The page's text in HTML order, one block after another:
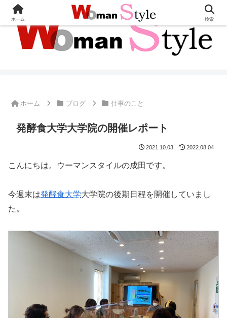
ホーム ブログ 仕事のこと
発酵食大学大学院の開催レポート
2021.10.03 2022.08.04
こんにちは。ウーマンスタイルの成田です。
今週末は発酵食大学大学院の後期日程を開催していまし
た。
ホーム 検索